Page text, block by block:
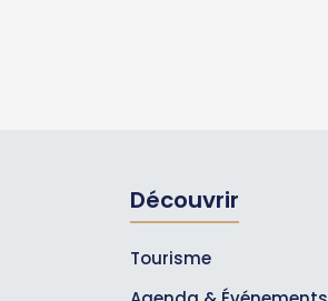
Découvrir
Tourisme